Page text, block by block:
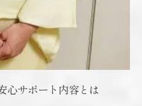
して始められる理由とは
心サポート内容とは